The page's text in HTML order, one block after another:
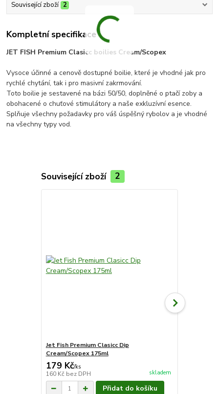
Související zboží 2
Kompletní specifikace
JET FISH Premium Clasicc boilies Cream/Scopex
Vysoce účinné a cenově dostupné boilie, které je vhodné jak pro
rychlé chytání, tak i pro masivní zakrmování.
Toto boilie je sestavené na bázi 50/50, doplněné o ptačí zoby a
obohacené o chuťové stimulátory a naše exkluzívní esence.
Splňuje všechny požadavky pro váš úspěšný rybolov a je vhodné
na všechny typy vod.
Související zboží 2
Jet Fish Premium Clasicc Dip
Cream/Scopex 175ml
179 Kč/ks
160 Kč bez DPH skladem
Přidat do košíku